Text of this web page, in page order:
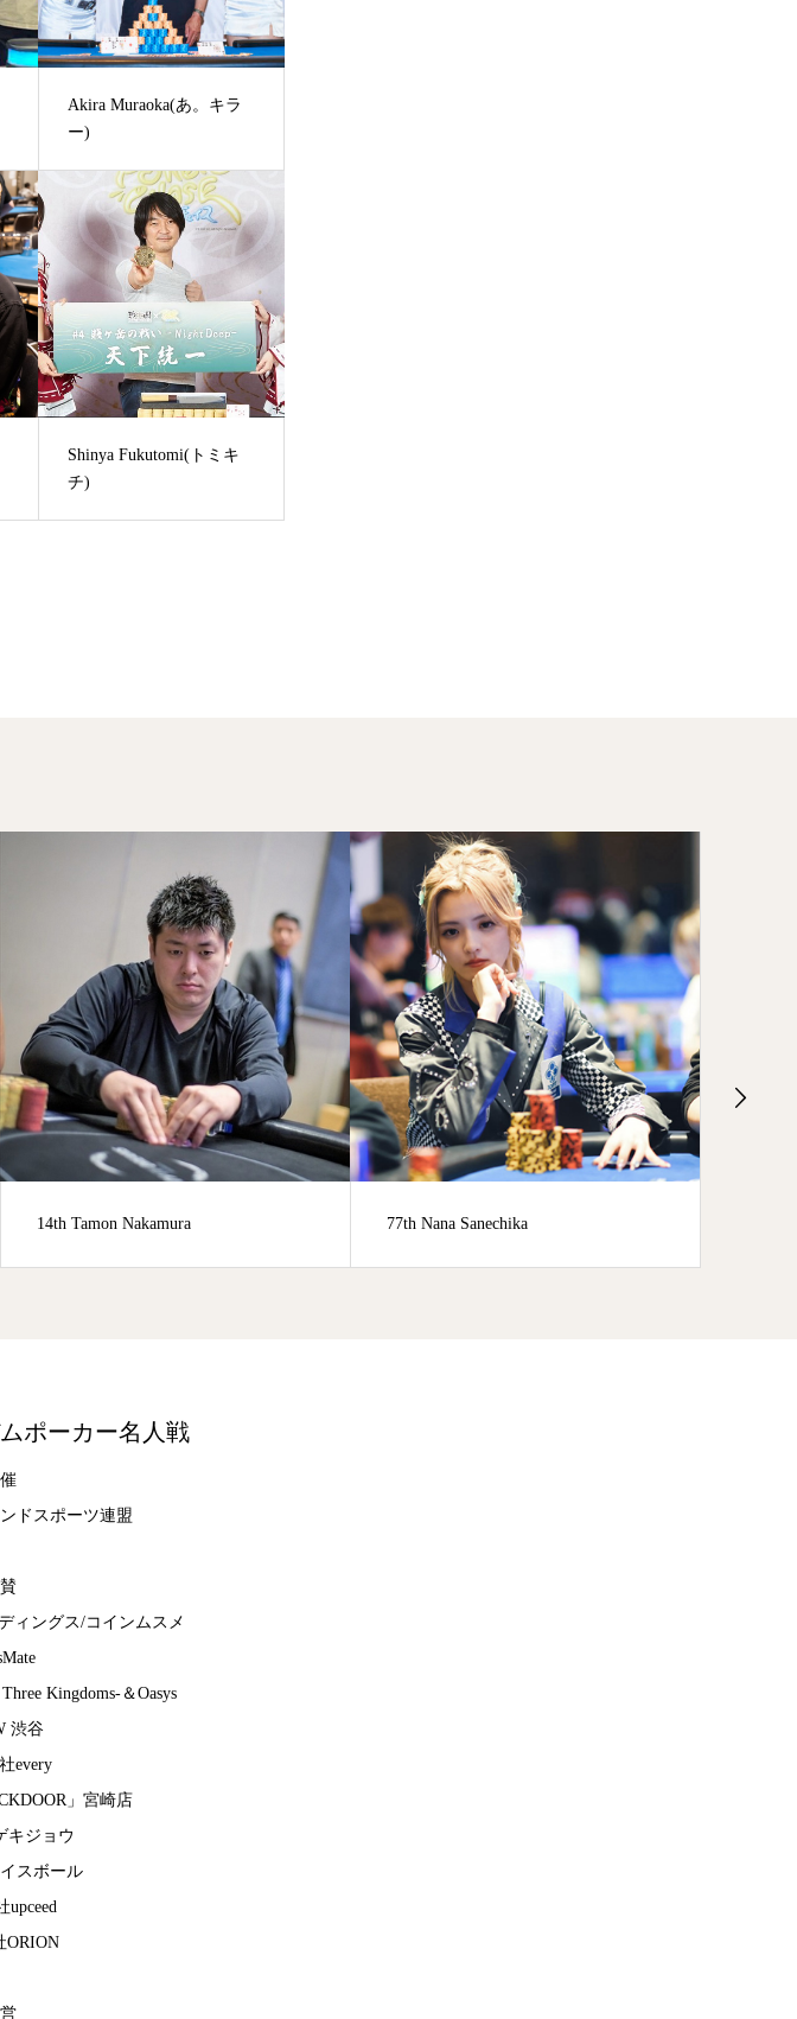
Akira Muraoka(あ。キラ
ー)
Shinya Fukutomi(トミキ
チ)
ポーカー名人戦
ドスポーツ連盟
ィングス/コインムスメ
Kingdoms-＆ Oasys
渋谷
every
」宮崎店
キジョウ
スボール
upceed
ORION